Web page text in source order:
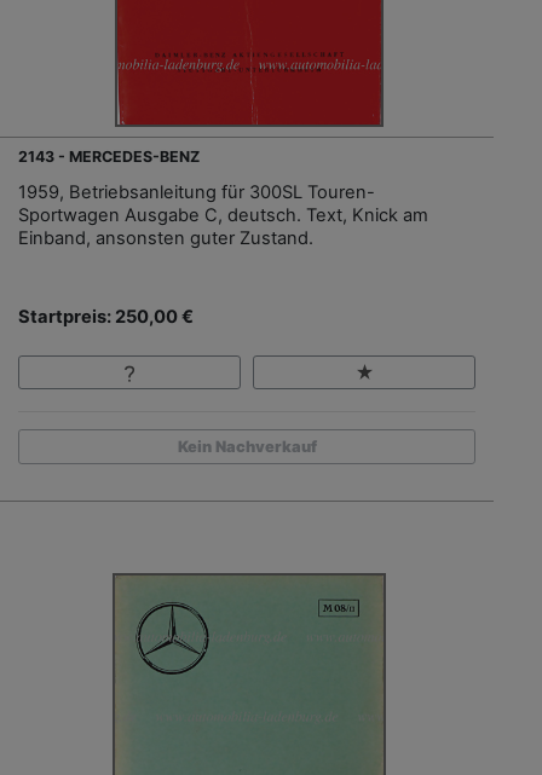
2143 - MERCEDES-BENZ
1959, Betriebsanleitung für 300SL Touren-
Sportwagen Ausgabe C, deutsch. Text, Knick am
Einband, ansonsten guter Zustand.
Startpreis: 250,00 €
Kein Nachverkauf